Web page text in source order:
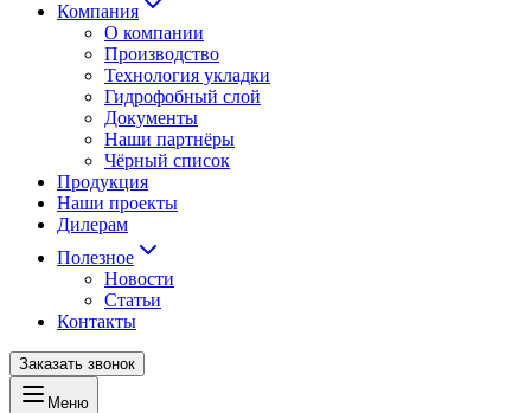
Компания
О компании
Производство
Технология укладки
Гидрофобный слой
Документы
Наши партнёры
Чёрный список
Продукция
Наши проекты
Дилерам
Полезное
Новости
Статьи
Контакты
Заказать звонок
Меню